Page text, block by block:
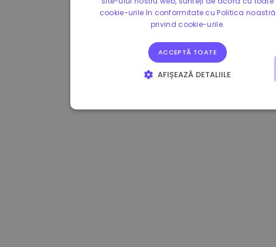
0.867648 € 0.00% 3.4B €
cookie-urile în conformitate cu Politica noastră
privind cookie-urile.
ACCEPTĂ TOATE
AFIȘEAZĂ DETALIILE